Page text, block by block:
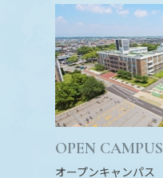
OPEN CAMPUS
オープンキャンパス